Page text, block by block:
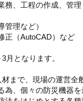
、工程の作成、管理
管理など）
正（AutoCAD）など
となります。
まで、現場の運営全
為、個々の防災機器